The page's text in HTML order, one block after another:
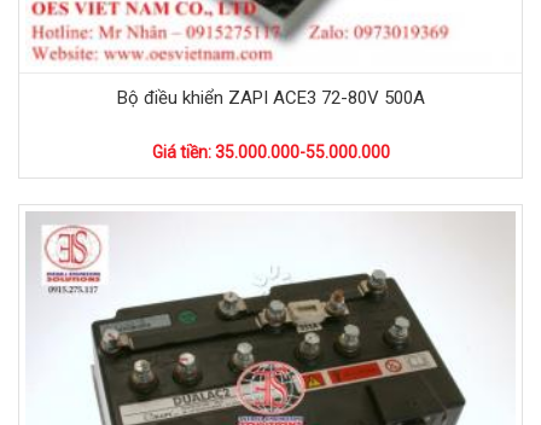
Bộ điều khiển ZAPI ACE3 72-80V 500A
Giá tiền: 35.000.000-55.000.000